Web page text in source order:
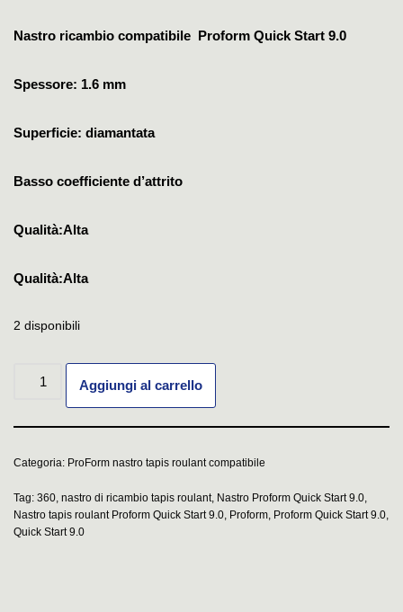
Nastro ricambio compatibile Proform Quick Start 9.0
Spessore: 1.6 mm
Superficie: diamantata
Basso coefficiente d’attrito
Qualità:Alta
Qualità:Alta
2 disponibili
Aggiungi al carrello
Categoria: ProForm nastro tapis roulant compatibile
Tag: 360, nastro di ricambio tapis roulant, Nastro Proform Quick Start 9.0,
Nastro tapis roulant Proform Quick Start 9.0, Proform, Proform Quick Start 9.0,
Quick Start 9.0